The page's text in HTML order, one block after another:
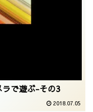
で遊ぶ-その3
2018.07.05